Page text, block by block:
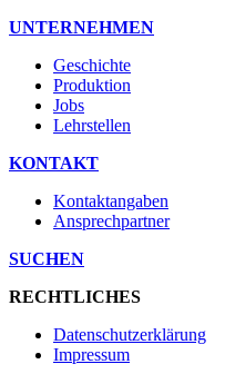
UNTERNEHMEN
Geschichte
Produktion
Jobs
Lehrstellen
KONTAKT
Kontaktangaben
Ansprechpartner
SUCHEN
RECHTLICHES
Datenschutzerklärung
Impressum